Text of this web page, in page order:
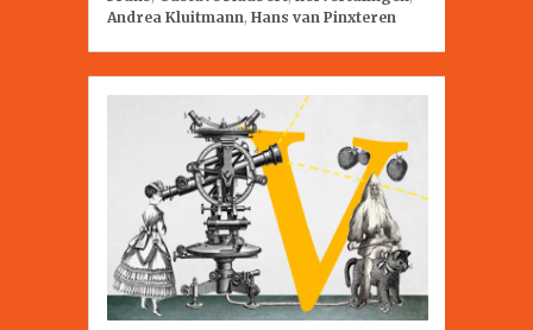
Andrea Kluitmann, Hans van Pinxteren